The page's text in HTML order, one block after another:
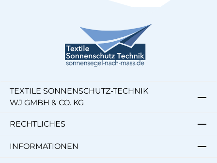
TEXTILE SONNENSCHUTZ-TECHNIK
WJ GMBH & CO. KG
RECHTLICHES
INFORMATIONEN